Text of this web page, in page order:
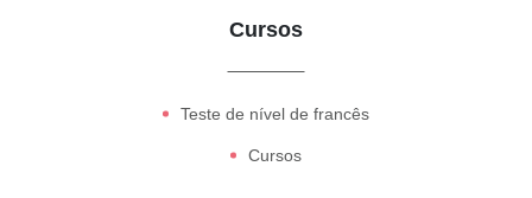
Cursos
Teste de nível de francês
Cursos